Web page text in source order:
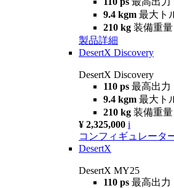
9.4 kgm 最大ト
210 kg 装備重量
製品詳細
DesertX Discovery
DesertX Discovery
110 ps 最高出力
9.4 kgm 最大ト
210 kg 装備重量
¥ 2,325,000 i
コンフィギュレータ
DesertX
DesertX MY25
110 ps 最高出力